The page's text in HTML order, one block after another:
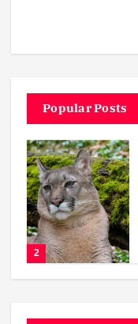
Popular Posts
2